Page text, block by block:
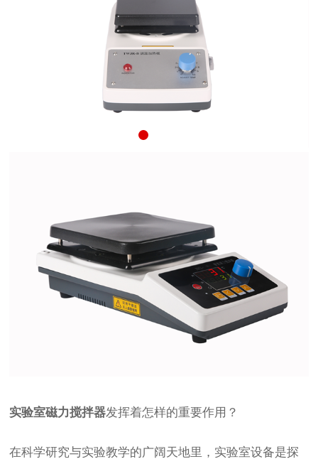
实验室磁力搅拌器发挥着怎样的重要作用？
在科学研究与实验教学的广阔天地里，实验室设备是探